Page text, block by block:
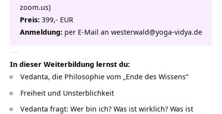
zoom.us)
Preis: 399,- EUR
Anmeldung: per E-Mail an westerwald@yoga-vidya.de
—-
In dieser Weiterbildung lernst du:
Vedanta, die Philosophie vom „Ende des Wissens“
Freiheit und Unsterblichkeit
Vedanta fragt: Wer bin ich? Was ist wirklich? Was ist